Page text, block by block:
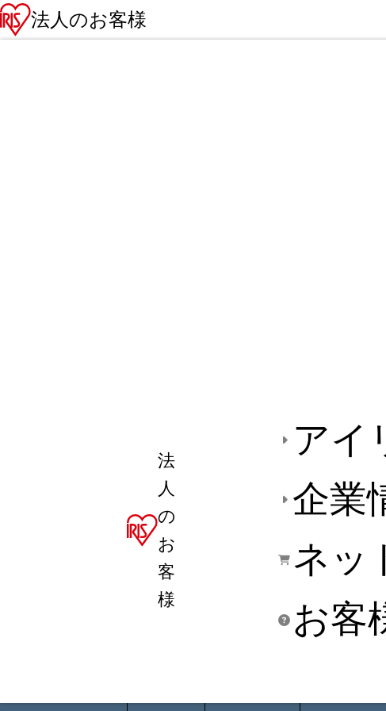
法人のお客様
法
人
の
お
客
様
アイ
企業
ネッ
お客